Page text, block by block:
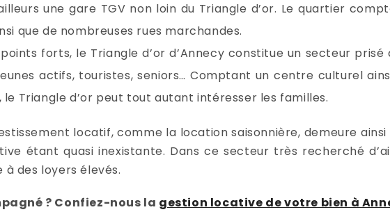
une gare TGV non loin du Triangle d’or. Le quartier
que de nombreuses rues marchandes.
forts, le Triangle d’or d’Annecy constitue un secteur prisé
actifs, touristes, seniors… Comptant un centre culturel
Triangle d’or peut tout autant intéresser les familles.
locatif, comme la location saisonnière, demeure
étant quasi inexistante. Dans ce secteur très recherché
des loyers élevés.
? Confiez-nous la gestion locative de votre bien à